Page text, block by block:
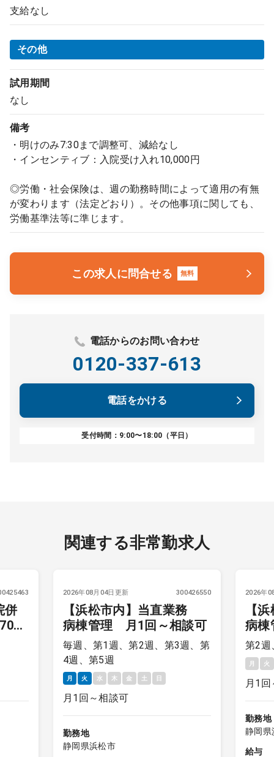
支給なし
その他
試用期間
なし
備考
・明けのみ7:30まで調整可、減給なし
・インセンティブ：入院受け入れ10,000円
◎労働・社会保険は、週の勤務時間によって適用の有無
が変わります（法定どおり）。その他事項に関しても、
労働基準法等に準じます。
この求人に問合せる 無料
電話からのお問い合わせ
0120-337-613
電話をかける
受付時間：9:00〜18:00（平日）
関連する非常勤求人
併
2026年08月04日更新 300426550
【浜松市内】当直業務
病棟管理 月1回～相談可
毎週、第1週、第2週、第3週、第
4週、第5週
月 火 水 木 金 土 日
月1回～相談可
勤務地
静岡県浜松市
2026年
【
病
第2週
月 火
月1回
勤務地
静岡県
給与